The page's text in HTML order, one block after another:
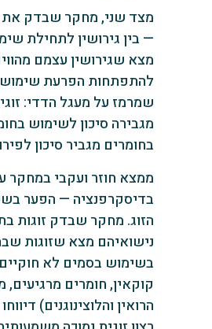
מצד שני, מחקר שבדק
— בין גירושין לתחילת
מצא שגירושין עצמם
להתפתחות הפרעת
שמרמז על מעגל הדדי:
מגבירה סיכון לשימוש
בחומרים מגביר סיכון
ממצא חוזר ועקבי במחקר
בדיסקרפנציה — הפער
הזוג. מחקר שבדק זוגות
נישואיהם מצא שזוגות
בשימוש בסמים לא
קוקאין, חומרים מרגיעים,
הרואין והלוצינוגנים)